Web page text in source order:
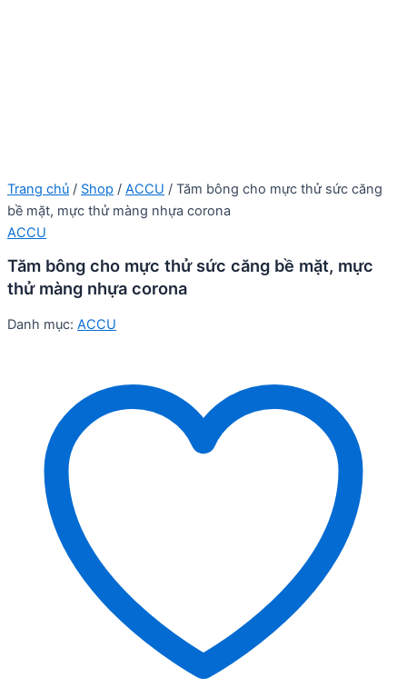
Trang chủ / Shop / ACCU / Tăm bông cho mực thử sức căng
bề mặt, mực thử màng nhựa corona
ACCU
Tăm bông cho mực thử sức căng bề mặt, mực
thử màng nhựa corona
Danh mục: ACCU